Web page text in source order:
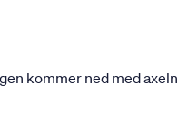
kommer ned med